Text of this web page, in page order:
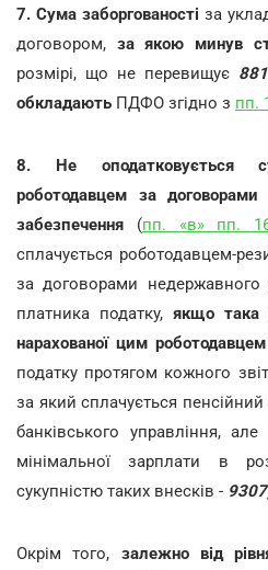
7. Сума заборгованості за
договором, за якою минув
розмірі, що не перевищує
обкладають ПДФО згідно з пп.
8.
Не оподатковується
роботодавцем за договорами
забезпечення (пп. «в» пп.
сплачується роботодавцем-
за договорами недержавного
платника податку, якщо така
нарахованої цим
податку протягом кожного
за який сплачується
банківського управління,
мінімальної зарплати в
сукупністю таких внесків -
Окрім того, залежно від